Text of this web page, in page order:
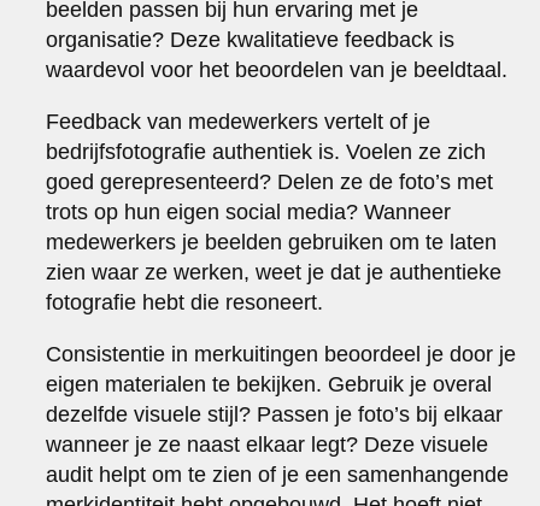
beelden passen bij hun ervaring met je
organisatie? Deze kwalitatieve feedback is
waardevol voor het beoordelen van je beeldtaal.
Feedback van medewerkers vertelt of je
bedrijfsfotografie authentiek is. Voelen ze zich
goed gerepresenteerd? Delen ze de foto’s met
trots op hun eigen social media? Wanneer
medewerkers je beelden gebruiken om te laten
zien waar ze werken, weet je dat je authentieke
fotografie hebt die resoneert.
Consistentie in merkuitingen beoordeel je door je
eigen materialen te bekijken. Gebruik je overal
dezelfde visuele stijl? Passen je foto’s bij elkaar
wanneer je ze naast elkaar legt? Deze visuele
audit helpt om te zien of je een samenhangende